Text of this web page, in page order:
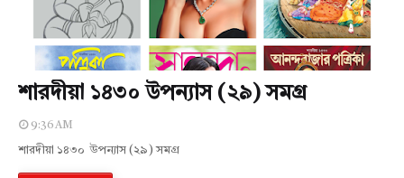
শারদীয়া ১৪৩০ উপন্যাস (২৯) সমগ্র
9:36 AM
শারদীয়া ১৪৩০ উপন্যাস (২৯) সমগ্র